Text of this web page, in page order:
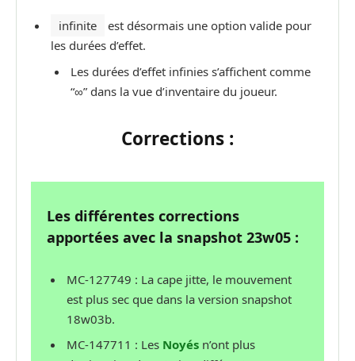
infinite
est désormais une option valide pour
les durées d’effet.
Les durées d’effet infinies s’affichent comme
“∞” dans la vue d’inventaire du joueur.
Corrections :
Les différentes corrections
apportées avec la snapshot 23w05 :
MC-127749 : La cape jitte, le mouvement
est plus sec que dans la version snapshot
18w03b.
MC-147711 : Les Noyés n’ont plus